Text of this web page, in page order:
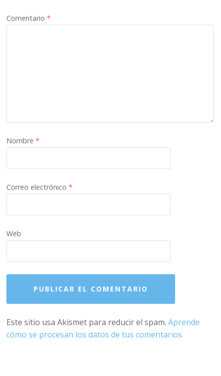
Comentario*
Nombre*
Correo electrónico*
Web
Este sitio usa Akismet para reducir el spam.Aprende
cómo se procesan los datos de tus comentarios.